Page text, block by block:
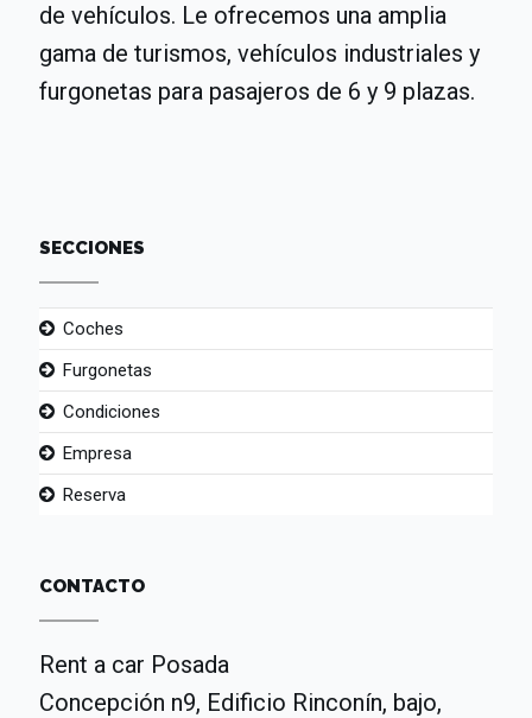
de vehículos. Le ofrecemos una amplia
gama de turismos, vehículos industriales y
furgonetas para pasajeros de 6 y 9 plazas.
SECCIONES
Coches
Furgonetas
Condiciones
Empresa
Reserva
CONTACTO
Rent a car Posada
Concepción n9, Edificio Rinconín, bajo,